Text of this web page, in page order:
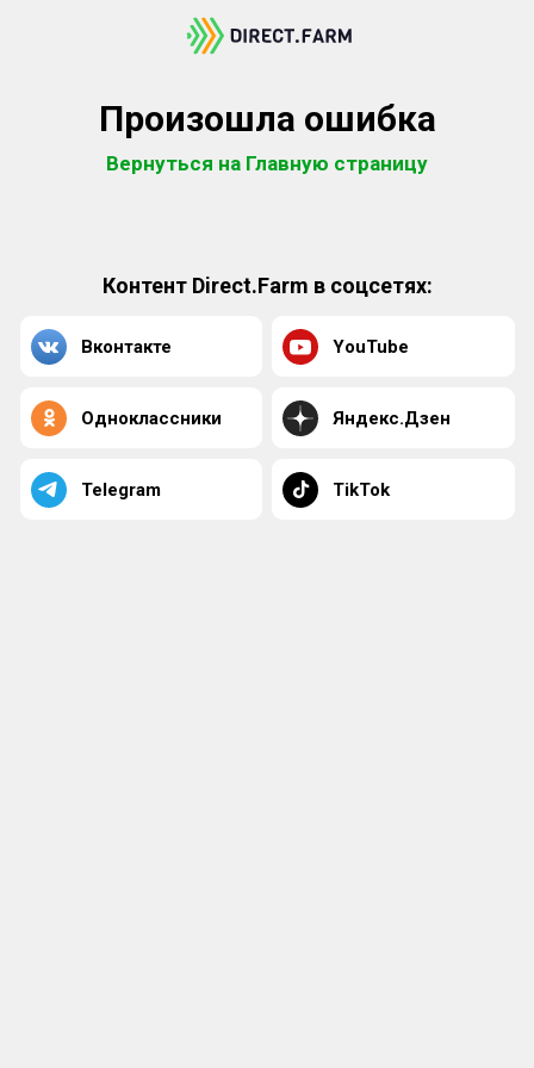
Произошла ошибка
Вернуться на Главную страницу
Контент Direct.Farm в соцсетях:
Вконтакте YouTube
Одноклассники Яндекс.Дзен
Telegram TikTok